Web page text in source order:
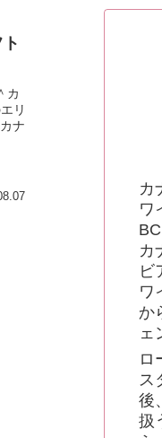
カ
リ
ナ
カ
ワ
カ
ビ
ワ
か
ェ
ロ
ス
後
扱